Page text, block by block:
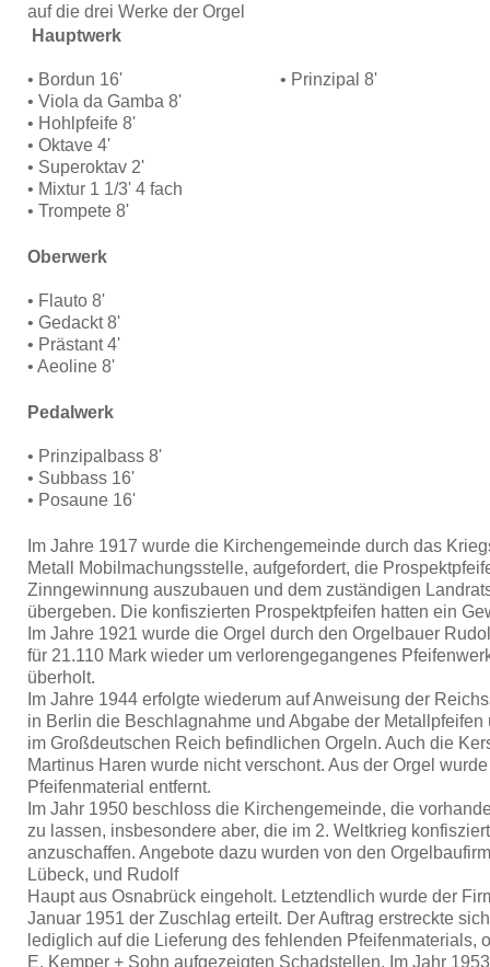
auf die drei Werke der Orgel
Hauptwerk
• Bordun 16' • Prinzipal 8'
• Viola da Gamba 8'
• Hohlpfeife 8'
• Oktave 4'
• Superoktav 2'
• Mixtur 1 1/3' 4 fach
• Trompete 8'
Oberwerk
• Flauto 8'
• Gedackt 8'
• Prästant 4'
• Aeoline 8'
Pedalwerk
• Prinzipalbass 8'
• Subbass 16'
• Posaune 16'
Im Jahre 1917 wurde die Kirchengemeinde durch das
Metall Mobilmachungsstelle, aufgefordert, die
Zinngewinnung auszubauen und dem zuständigen
übergeben. Die konfiszierten Prospektpfeifen hatten ein
Im Jahre 1921 wurde die Orgel durch den Orgelbauer
für 21.110 Mark wieder um verlorengegangenes
überholt.
Im Jahre 1944 erfolgte wiederum auf Anweisung der
in Berlin die Beschlagnahme und Abgabe der
im Großdeutschen Reich befindlichen Orgeln. Auch die
Martinus Haren wurde nicht verschont. Aus der Orgel
Pfeifenmaterial entfernt.
Im Jahr 1950 beschloss die Kirchengemeinde, die
zu lassen, insbesondere aber, die im 2. Weltkrieg
anzuschaffen. Angebote dazu wurden von den
Lübeck, und Rudolf
Haupt aus Osnabrück eingeholt. Letztendlich wurde der
Januar 1951 der Zuschlag erteilt. Der Auftrag erstreckte
lediglich auf die Lieferung des fehlenden Pfeifenmaterials,
E. Kemper + Sohn aufgezeigten Schadstellen. Im Jahr